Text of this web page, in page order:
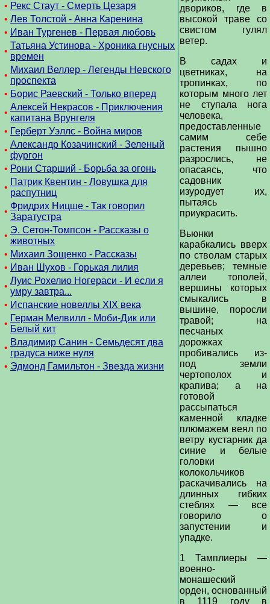
• Рекс Стаут - Смерть Цезаря
• Лев Толстой - Анна Каренина
• Иван Тургенев - Первая любовь
•
Татьяна Устинова - Хроника гнусных
времен
•
Михаил Веллер - Легенды Невского
проспекта
• Борис Раевский - Только вперед
•
Алексей Некрасов - Приключения
капитана Врунгеля
• Герберт Уэллс - Война миров
•
Александр Козачинский - Зеленый
фургон
• Рони Старший - Борьба за огонь
•
Патрик Квентин - Ловушка для
распутниц
•
Фридрих Ницше - Так говорил
Заратустра
•
Э. Сетон-Томпсон - Рассказы о
животных
• Михаил Зощенко - Рассказы
• Иван Шухов - Горькая лилия
•
Луис Рохелио Ногераси - И если я
умру завтра...
• Испанские новеллы XIX века
•
Герман Мелвилл - Моби-Дик или
Белый кит
•
Владимир Санин - Семьдесят два
градуса ниже нуля
• Эдмонд Гамильтон - Звезда жизни
двориков, где в
высокой траве со
свистом гулял
ветер.
В садах и
цветниках, на
тропинках, по
которым много лет
не ступала нога
человека,
предоставленные
самим себе
растения пышно
разрослись, не
опасаясь, что
садовник
изуродует их,
пытаясь
приукрасить.
Вьюнки
карабкались вверх
по стволам старых
деревьев; темные
аллеи тополей,
вершины которых
смыкались в
вышине, поросли
травой; на
песчаных
дорожках
пробивались из-
под земли
чертополох и
крапива; а на
готовой
рассыпаться
каменной кладке
плюмажем веял по
ветру кустарник да
синие и белые
головки
колокольчиков
раскачивались на
длинных гибких
стеблях — все
говорило о
запустении и
упадке.
1 Тамплиеры —
военно-
монашеский
орден, основанный
в 1119 году в